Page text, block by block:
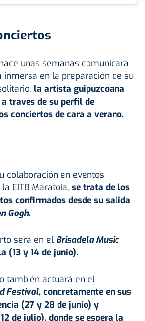
unas semanas comunicara
inmersa en la preparación de su
la artista guipuzcoana
través de su perfil de
conciertos de cara a verano.
colaboración en eventos
EITB Maratoia, se trata de los
confirmados desde su salida
Gogh.
será en el Brisadela Music
(13 y 14 de junio).
también actuará en el
Festival, concretamente en sus
(27 y 28 de junio) y
de julio), donde se espera la